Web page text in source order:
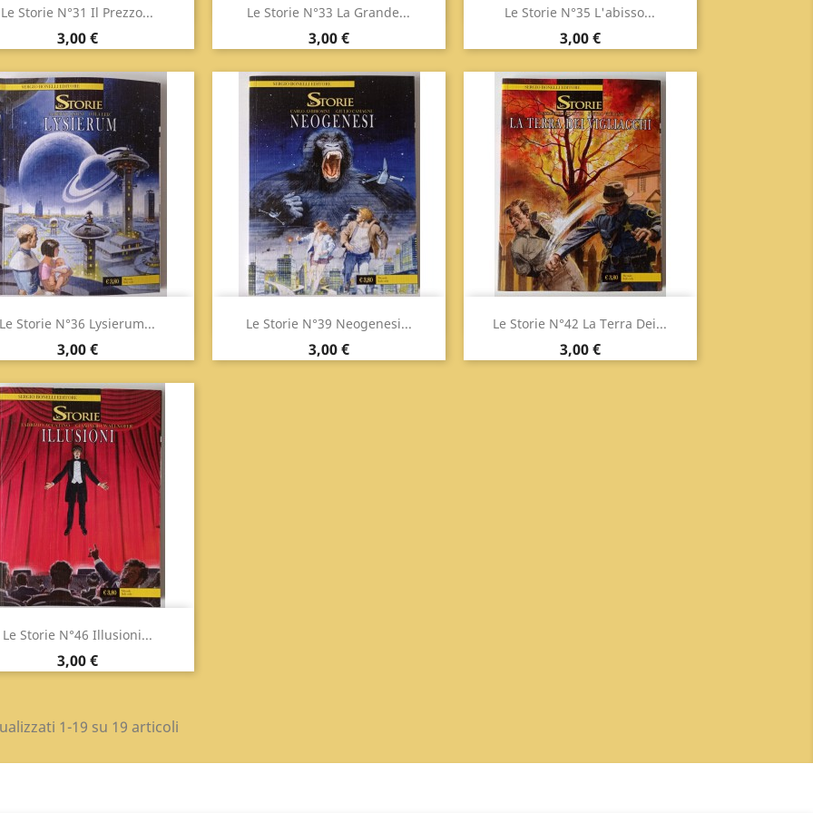
Le Storie N°31 Il Prezzo...
Prezzo
3,00 €
 Le Storie N°33 La Grande...
Prezzo
3,00 €
 Le Storie N°35 L'abisso...
Prezzo
3,00 €

Le Storie N°36 Lysierum...
Prezzo
3,00 €
 Anteprima Le Storie N°39 Neogenesi...
Prezzo
3,00 €
 Anteprima Le Storie N°42 La Terra Dei...
Prezzo
3,00 €
Anteprima
Le Storie N°46 Illusioni...
Prezzo
3,00 €
 Anteprima
1-19 su 19 articoli